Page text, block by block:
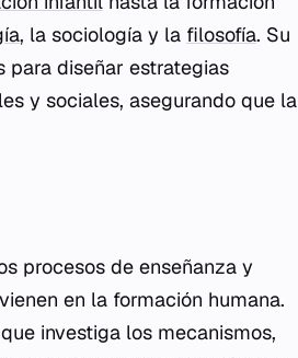
, la sociología y la filosofía. Su
para diseñar estrategias
y sociales, asegurando que la
procesos de enseñanza y
en la formación humana.
investiga los mecanismos,